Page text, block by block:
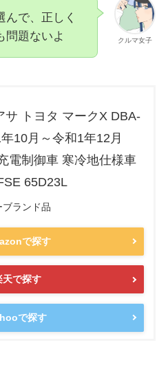
クルマ女子
んで、正しく
問題ないよ
サ トヨタ マークX DBA-
10月～令和1年12月
電制御車 寒冷地仕様車
65D23L
ブランド品
で探す
天で探す
で探す